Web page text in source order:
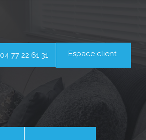
04 77 22 61 31 Espace client